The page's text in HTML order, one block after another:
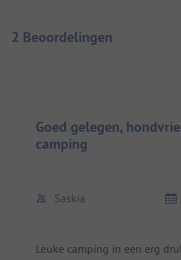
2 Beoordelingen
Goed gelegen,
camping
Saskia
Leuke camping in een erg